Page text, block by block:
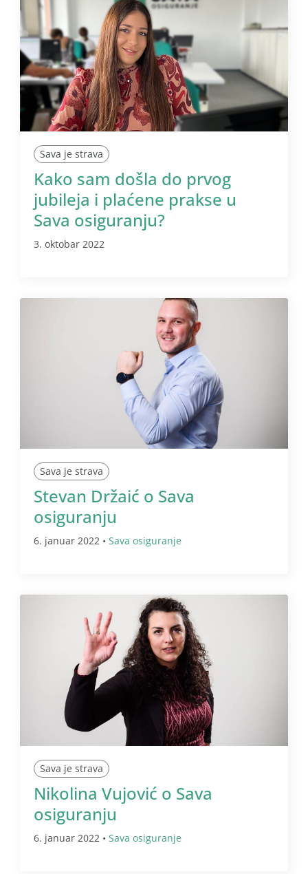
Sava je strava
Kako sam došla do prvog
jubileja i plaćene prakse u
Sava osiguranju?
3. oktobar 2022
Sava je strava
Stevan Držaić o Sava
osiguranju
6. januar 2022 • Sava osiguranje
Sava je strava
Nikolina Vujović o Sava
osiguranju
6. januar 2022 • Sava osiguranje